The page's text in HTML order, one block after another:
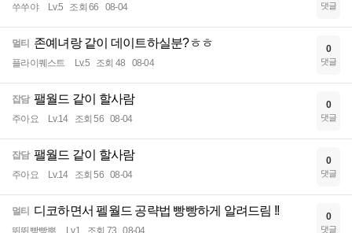
쑤쑤야 Lv.5 조회 66 08-04 댓글
멀티 존예녀랑 같이 데이트하실분?ㅎㅎ
플라이퀘스트 Lv.5 조회 48 08-04
0
댓글
잡담 팰월드 같이 할사람
주아요 Lv.14 조회 56 08-04
0
댓글
잡담 팰월드 같이 할사람
주아요 Lv.14 조회 56 08-04
0
댓글
멀티 디코하면서 펠월드 공략법 빵빵하게 알려드림 !!
뛰뛰빵빵뿌 Lv.1 조회 73 08-04
0
댓글